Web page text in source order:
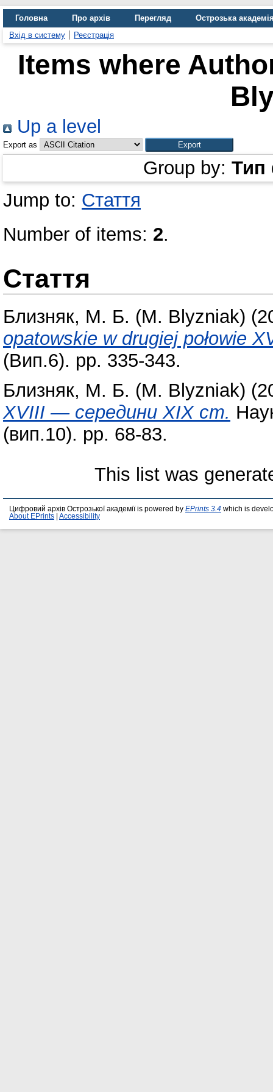
Головна Про архів Перегляд
Острозька
Вхід в систему
Реєстрація
Items where
Up a level
Export as
Group by: Тип
Jump to: Стаття
Number of items: 2.
Стаття
Близняк, М. Б. (M. Blyzniak)
opatowskie w drugiej połowie
(Вип.6). pp. 335-343.
Близняк, М. Б. (M. Blyzniak)
XVIII — середини XIX ст.
(вип.10). pp. 68-83.
This list was
Цифровий архів Острозької академії is powered by EPrints 3.4 which is
About EPrints
Accessibility